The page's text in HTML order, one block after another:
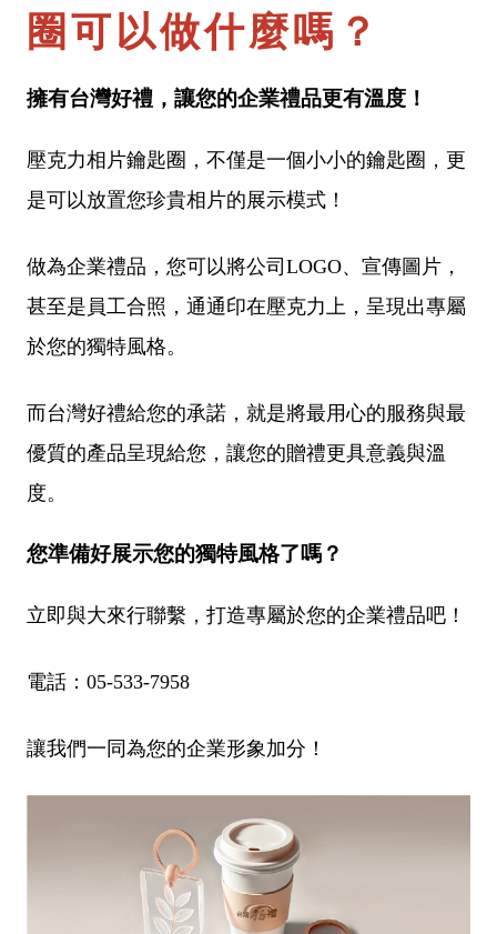
圈可以做什麼嗎？
擁有台灣好禮，讓您的企業禮品更有溫度！
壓克力相片鑰匙圈，不僅是一個小小的鑰匙圈，更
是可以放置您珍貴相片的展示模式！
做為企業禮品，您可以將公司LOGO、宣傳圖片，
甚至是員工合照，通通印在壓克力上，呈現出專屬
於您的獨特風格。
而台灣好禮給您的承諾，就是將最用心的服務與最
優質的產品呈現給您，讓您的贈禮更具意義與溫
度。
您準備好展示您的獨特風格了嗎？
立即與大來行聯繫，打造專屬於您的企業禮品吧！
電話：05-533-7958
讓我們一同為您的企業形象加分！